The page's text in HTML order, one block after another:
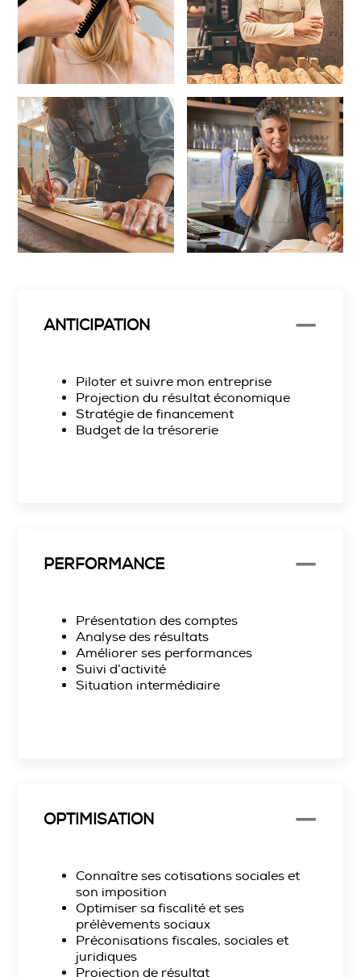
ANTICIPATION
Piloter et suivre mon entreprise
Projection du résultat économique
Stratégie de financement
Budget de la trésorerie
PERFORMANCE
Présentation des comptes
Analyse des résultats
Améliorer ses performances
Suivi d’activité
Situation intermédiaire
OPTIMISATION
Connaître ses cotisations sociales et
son imposition
Optimiser sa fiscalité et ses
prélèvements sociaux
Préconisations fiscales, sociales et
juridiques
Projection de résultat